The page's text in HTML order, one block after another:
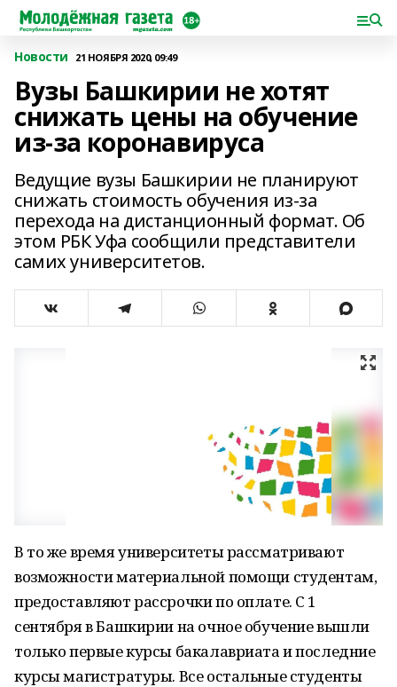
Новости 21 НОЯБРЯ 2020, 09:49
Вузы Башкирии не хотят
снижать цены на обучение
из-за коронавируса
Ведущие вузы Башкирии не планируют
снижать стоимость обучения из-за
перехода на дистанционный формат. Об
этом РБК Уфа сообщили представители
самих университетов.
В то же время университеты рассматривают
возможности материальной помощи студентам,
предоставляют рассрочки по оплате. С 1
сентября в Башкирии на очное обучение вышли
только первые курсы бакалавриата и последние
курсы магистратуры. Все остальные студенты